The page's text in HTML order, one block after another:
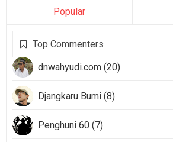
Popular
Top Commenters
dnwahyudi.com (20)
Djangkaru Bumi (8)
Penghuni 60 (7)